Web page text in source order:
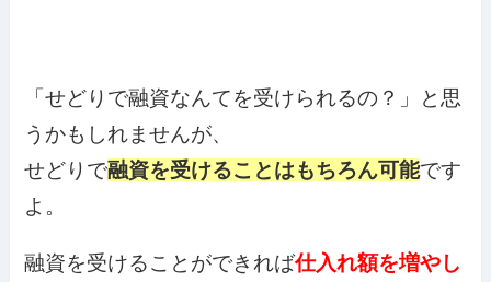
「せどりで融資なんてを受けられるの？」と思
うかもしれませんが、
せどりで融資を受けることはもちろん可能です
よ。
融資を受けることができれば仕入れ額を増やし